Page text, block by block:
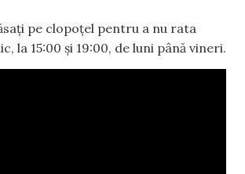
pe clopoțel pentru a nu rata
la 15:00 și 19:00, de luni până vineri.